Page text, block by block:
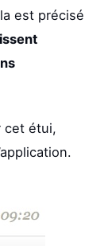
est précisé
cet étui,